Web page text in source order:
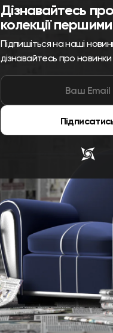
Дізнавайтесь
колекції першими
Підпишіться на наші
дізнавайтесь про новинки